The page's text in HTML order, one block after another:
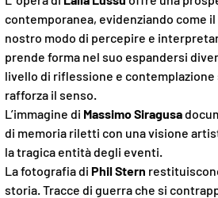
contemporanea, evidenziando come
nostro modo di percepire e
prende forma nel suo espandersi
livello di riflessione e
rafforza il senso.
L’immagine di Massimo Siragusa
di memoria riletti con una visione
la tragica entità degli eventi.
La fotografia di Phil Stern
storia. Tracce di guerra che si